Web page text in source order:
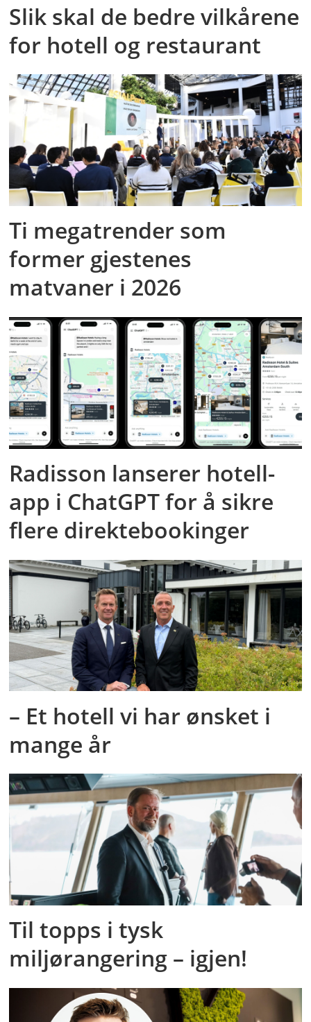
Slik skal de bedre vilkårene
for hotell og restaurant
Ti megatrender som
former gjestenes
matvaner i 2026
Radisson lanserer hotell-
app i ChatGPT for å sikre
flere direktebookinger
– Et hotell vi har ønsket i
mange år
Til topps i tysk
miljørangering – igjen!